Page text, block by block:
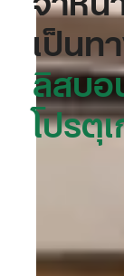
เป็นท
ลิสบอ
โปรตุ